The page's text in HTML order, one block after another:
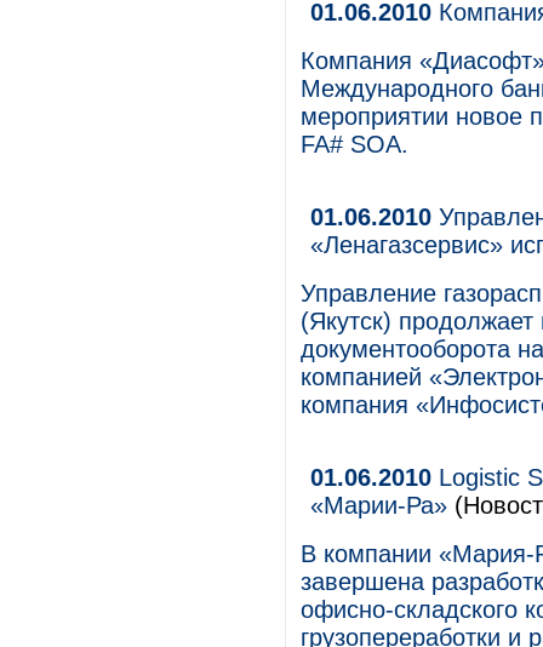
01.06.2010
Компания
Международного
мероприятии новое
FA# SOA.
01.06.2010
«Ленагазсервис»
Управление
(Якутск) продолжает
документооборота
компанией
компания
01.06.2010 Logistic
«Марии-Ра»
В компании «Мария-
завершена
офисно-складского
грузопереработки и